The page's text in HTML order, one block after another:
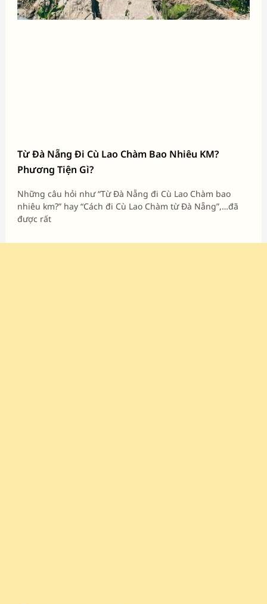
Từ Đà Nẵng Đi Cù Lao Chàm Bao Nhiêu KM?
Phương Tiện Gì?
Những câu hỏi như “Từ Đà Nẵng đi Cù Lao Chàm bao
nhiêu km?” hay “Cách đi Cù Lao Chàm từ Đà Nẵng”,…đã
được rất